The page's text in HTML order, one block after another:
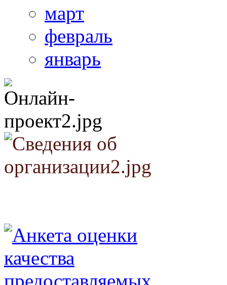
март
февраль
январь